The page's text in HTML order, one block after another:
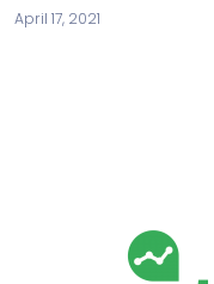
April 17, 2021